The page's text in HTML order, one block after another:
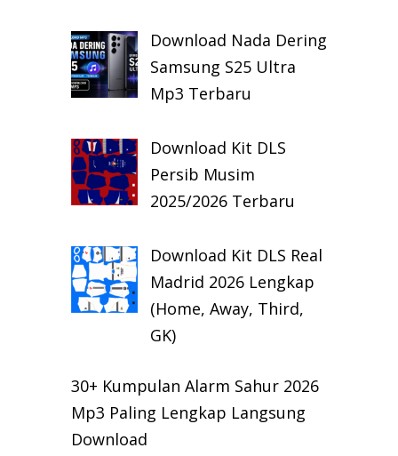
Download Nada Dering
Samsung S25 Ultra
Mp3 Terbaru
Download Kit DLS
Persib Musim
2025/2026 Terbaru
Download Kit DLS Real
Madrid 2026 Lengkap
(Home, Away, Third,
GK)
30+ Kumpulan Alarm Sahur 2026
Mp3 Paling Lengkap Langsung
Download